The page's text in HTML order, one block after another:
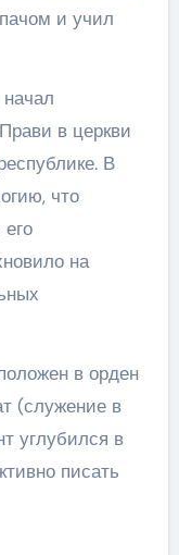
и учил
в церкви
В
что
на
в орден
(служение в
углубился в
писать